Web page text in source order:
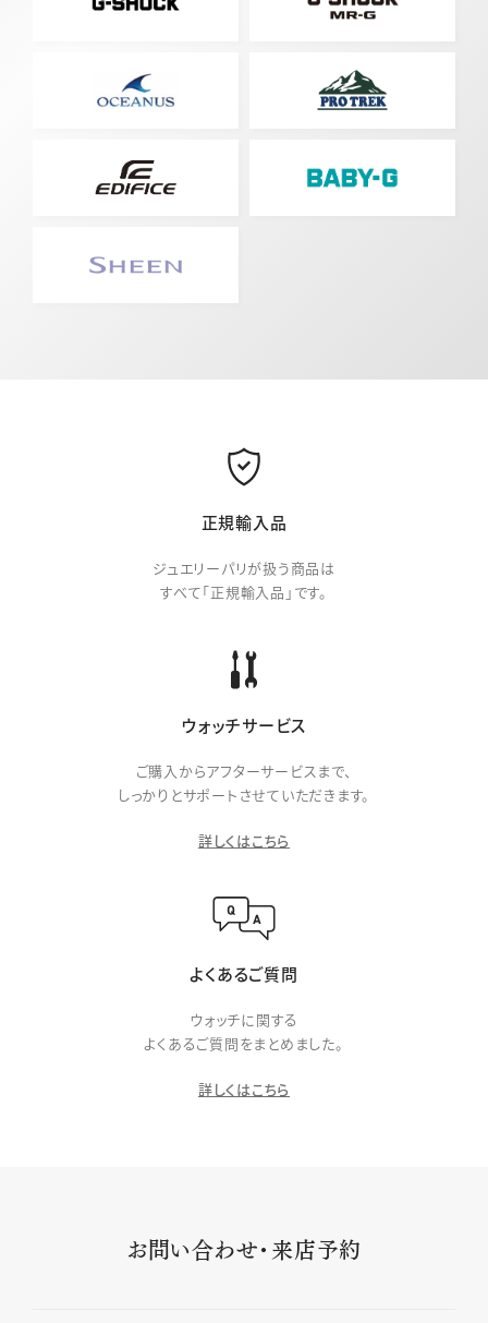
正規輸入品
ジュエリーパリが扱う商品は
すべて「正規輸入品」です。
ウォッチサービス
ご購入からアフターサービスまで、
しっかりとサポートさせていただきます。
詳しくはこちら
よくあるご質問
ウォッチに関する
よくあるご質問をまとめました。
詳しくはこちら
お問い合わせ・来店予約